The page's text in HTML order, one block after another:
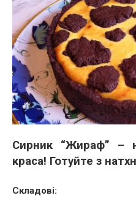
Сирник “Жираф” –
краса! Готуйте з
Складові: